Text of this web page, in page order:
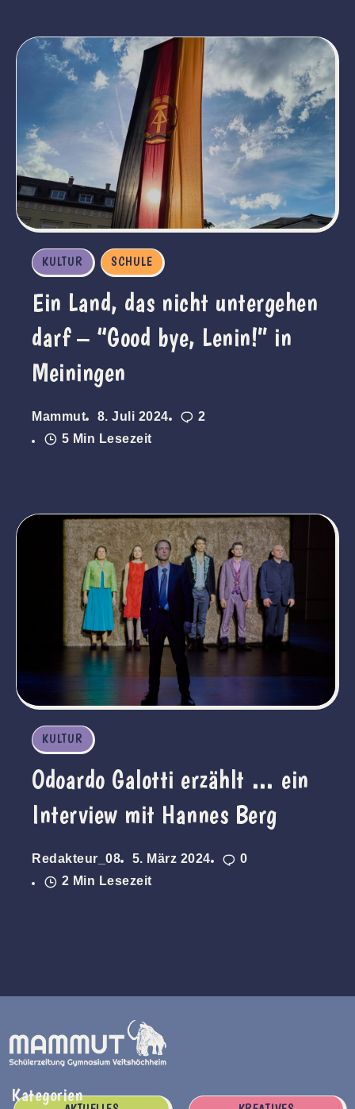
KULTUR SCHULE
Ein Land, das nicht untergehen
darf – “Good bye, Lenin!” in
Meiningen
Mammut 8. Juli 2024
2
5 Min Lesezeit
KULTUR
Odoardo Galotti erzählt … ein
Interview mit Hannes Berg
Redakteur_08 5. März 2024
0
2 Min Lesezeit
Kategorien